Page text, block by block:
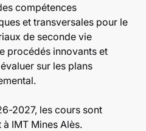
compétences
et transversales pour le
de seconde vie
procédés innovants et
sur les plans
2027, les cours sont
IMT Mines Alès.